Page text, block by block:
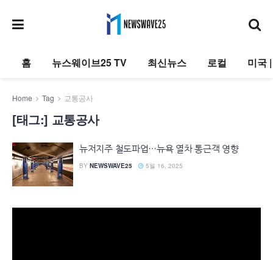
홈 뉴스웨이브25 TV 최신뉴스 로컬 미국
Home Tag 교통공사
[태그:] 교통공사
뉴저지주 철도파업…뉴욕 열차 통근객 영향
BY NEWSWAVE25 5월 16, 2025